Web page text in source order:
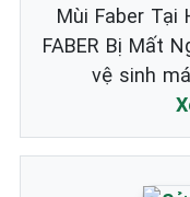
Mùi Faber Tại
FABER Bị Mất
vệ sinh